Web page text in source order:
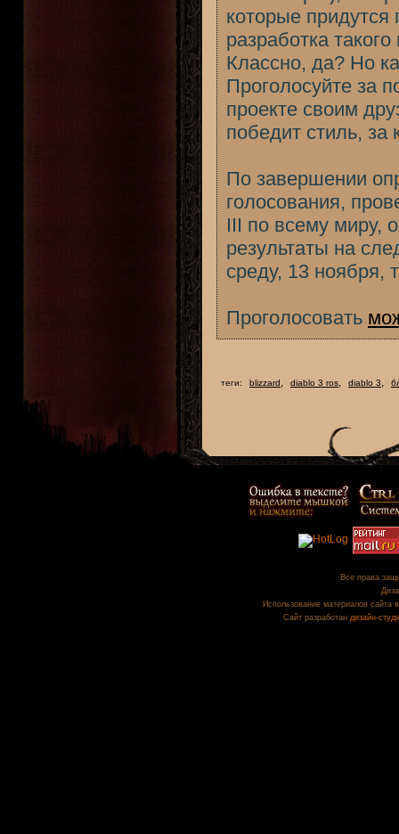
которые придутся
разработка
Классно, да? Но
Проголосуйте за
проекте своим
победит стиль, за
По завершении
голосования,
III по всему миру,
результаты на
среду, 13 ноября,
Проголосовать
теги: blizzard, diablo 3 ros, diablo 3,
Все права
Использование материалов сайта
Сайт разработан дизайн-